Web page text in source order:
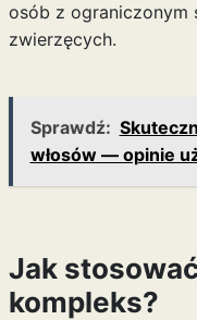
osób z ograniczonym
zwierzęcych.
Sprawdź:
włosów — opinie
Jak
kompleks?